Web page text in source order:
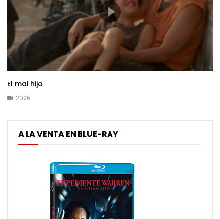
El mal hijo
2026
A LA VENTA EN BLUE-RAY